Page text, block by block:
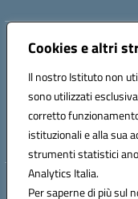
Cookies e altri
Il nostro Istituto non
sono utilizzati
corretto
istituzionali e alla sua
strumenti statistici
Analytics Italia.
Per saperne di più sul
Indirizzo:Via Selicato, 1
Posta elettronica
Codice fiscale:
Codice meccanografico:
Hosting &